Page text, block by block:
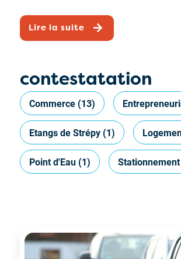
Lire la suite
contestatation
Commerce (13)
Etangs de Strépy (1)
Point d'Eau (1) Stationnement